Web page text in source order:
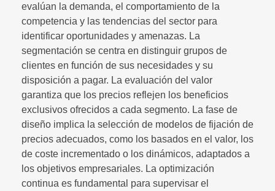
evalúan la demanda, el comportamiento de la
competencia y las tendencias del sector para
identificar oportunidades y amenazas. La
segmentación se centra en distinguir grupos de
clientes en función de sus necesidades y su
disposición a pagar. La evaluación del valor
garantiza que los precios reflejen los beneficios
exclusivos ofrecidos a cada segmento. La fase de
diseño implica la selección de modelos de fijación de
precios adecuados, como los basados en el valor, los
de coste incrementado o los dinámicos, adaptados a
los objetivos empresariales. La optimización
continua es fundamental para supervisar el